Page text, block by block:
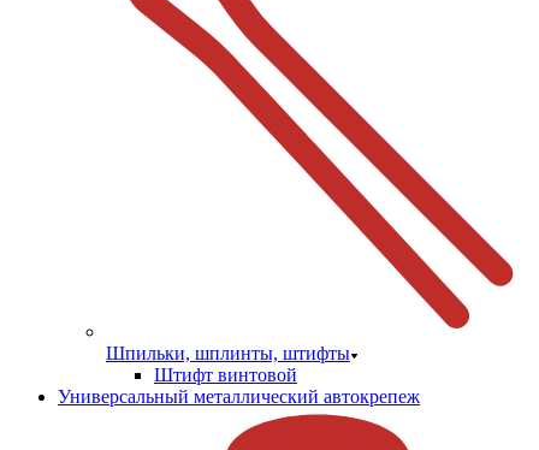
Шпильки, шплинты, штифты
Штифт винтовой
Универсальный металлический автокрепеж